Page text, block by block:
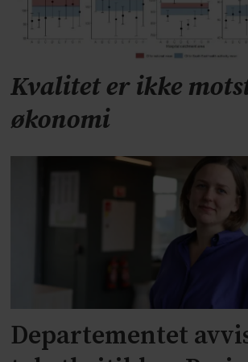
Kvalitet er ikke
økonomi
Departementet